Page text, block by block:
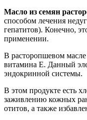
Масло из семян
способом лечения
гепатитов). Конечно,
применении.
В расторопшевом
витамина Е. Данный
эндокринной системы.
В этом продукте есть
заживлению кожных
отитов, а также